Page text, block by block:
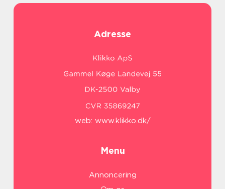
Adresse
web: www.klikko.dk/
Menu
Annoncering